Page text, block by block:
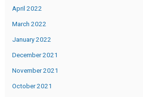
April 2022
March 2022
January 2022
December 2021
November 2021
October 2021